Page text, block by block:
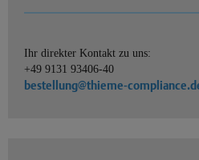
Ihr direkter Kontakt zu uns:
+49 9131 93406-40
bestellung@thieme-